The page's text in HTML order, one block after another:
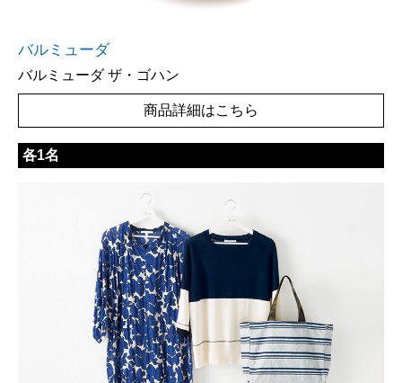
バルミューダ
バルミューダ ザ・ゴハン
商品詳細はこちら
各1名